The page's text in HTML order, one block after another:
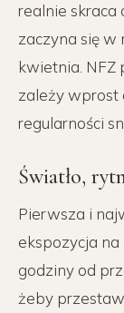
realnie skraca
zaczyna się w
kwietnia. NFZ
zależy wprost
regularności
Światło,
Pierwsza i
ekspozycja
godziny od
żeby